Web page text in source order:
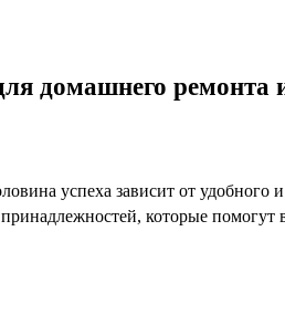
домашнего ремонта
успеха зависит от
которые